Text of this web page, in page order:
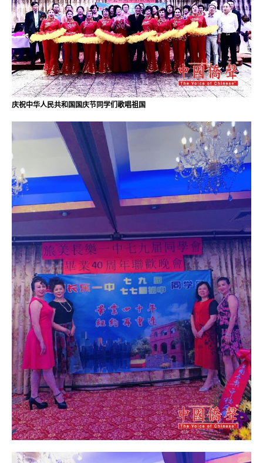
庆祝中华人民共和国国庆节同学们歌唱祖国